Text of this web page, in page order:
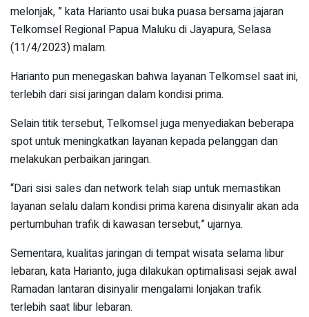
melonjak, ” kata Harianto usai buka puasa bersama jajaran
Telkomsel Regional Papua Maluku di Jayapura, Selasa
(11/4/2023) malam.
Harianto pun menegaskan bahwa layanan Telkomsel saat ini,
terlebih dari sisi jaringan dalam kondisi prima.
Selain titik tersebut, Telkomsel juga menyediakan beberapa
spot untuk meningkatkan layanan kepada pelanggan dan
melakukan perbaikan jaringan.
“Dari sisi sales dan network telah siap untuk memastikan
layanan selalu dalam kondisi prima karena disinyalir akan ada
pertumbuhan trafik di kawasan tersebut,” ujarnya.
Sementara, kualitas jaringan di tempat wisata selama libur
lebaran, kata Harianto, juga dilakukan optimalisasi sejak awal
Ramadan lantaran disinyalir mengalami lonjakan trafik
terlebih saat libur lebaran.